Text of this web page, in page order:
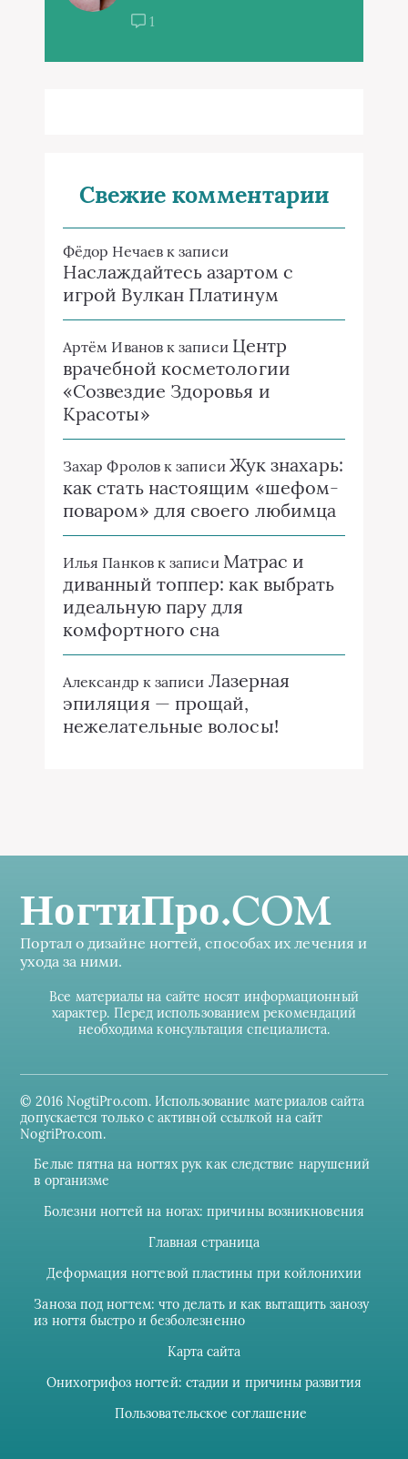
1
Свежие комментарии
Фёдор Нечаевк записи
Наслаждайтесь азартом с
игрой Вулкан Платинум
Артём Ивановк записи Центр
врачебной косметологии
«Созвездие Здоровья и
Красоты»
Захар Фроловк записи Жук знахарь:
как стать настоящим «шефом-
поваром» для своего любимца
Илья Панковк записи Матрас и
диванный топпер: как выбрать
идеальную пару для
комфортного сна
Александр к записи Лазерная
эпиляция — прощай,
нежелательные волосы!
НогтиПро.COM
Портал о дизайне ногтей, способах их лечения и
ухода за ними.
Все материалы на сайте носят информационный
характер. Перед использованием рекомендаций
необходима консультация специалиста.
© 2016 NogtiPro.com. Использование материалов сайта
допускается только с активной ссылкой на сайт
NogriPro.com.
Белые пятна на ногтях рук как следствие нарушений
в организме
Болезни ногтей на ногах: причины возникновения
Главная страница
Деформация ногтевой пластины при койлонихии
Заноза под ногтем: что делать и как вытащить занозу
из ногтя быстро и безболезненно
Карта сайта
Онихогрифоз ногтей: стадии и причины развития
Пользовательское соглашение